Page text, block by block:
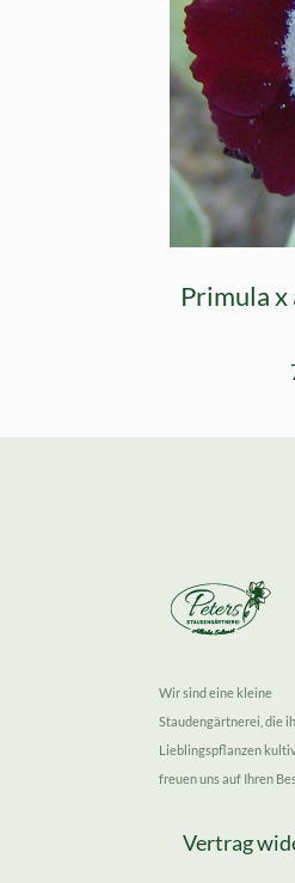
Primula
Wir sind eine kleine
Staudengärtnerei, die
Lieblingspflanzen
freuen uns auf Ihren
Vertrag